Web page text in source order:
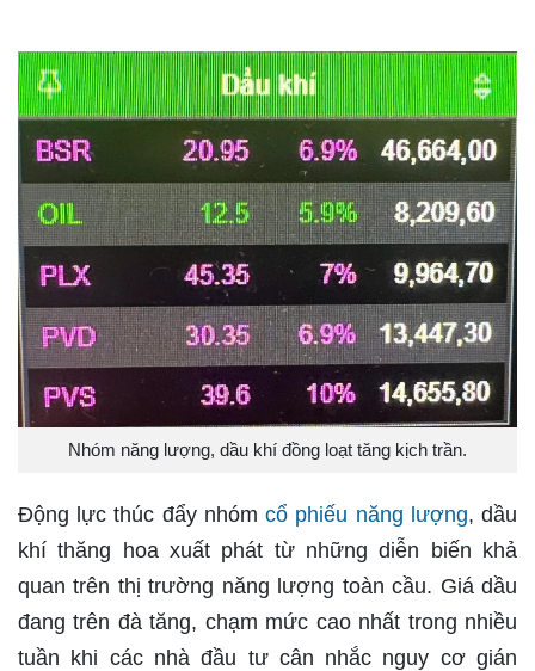
Nhóm năng lượng, dầu khí đồng loạt tăng kịch trần.
Động lực thúc đẩy nhómcổ phiếu năng lượng, dầu
khí thăng hoa xuất phát từ những diễn biến khả
quan trên thị trường năng lượng toàn cầu. Giá dầu
đang trên đà tăng, chạm mức cao nhất trong nhiều
tuần khi các nhà đầu tư cân nhắc nguy cơ gián